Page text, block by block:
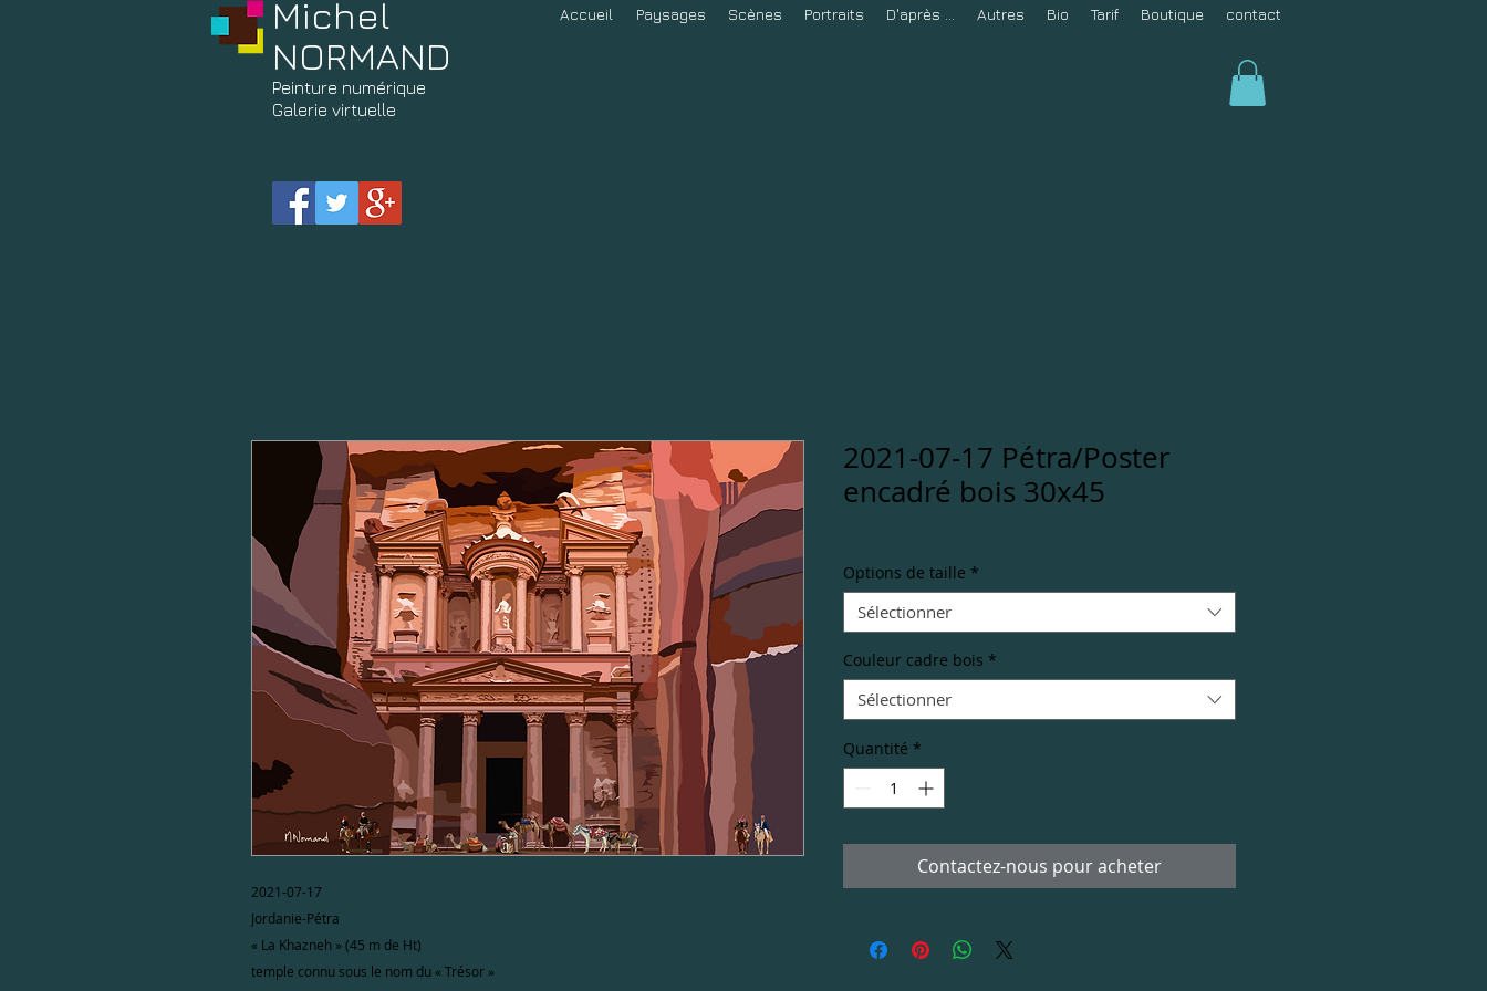
Michel
NORMAND
Peinture numérique
Galerie virtuelle
Accueil Paysages Scènes Portraits D'après ... Autres Bio Tarif Boutique contact
2021-07-17
Jordanie-Pétra
« La Khazneh » (45 m de Ht)
temple connu sous le nom du « Trésor »
2021-07-17 Pétra/Poster
encadré bois 30x45
Options de taille *
Sélectionner
Couleur cadre bois *
Sélectionner
Quantité *
Contactez-nous pour acheter